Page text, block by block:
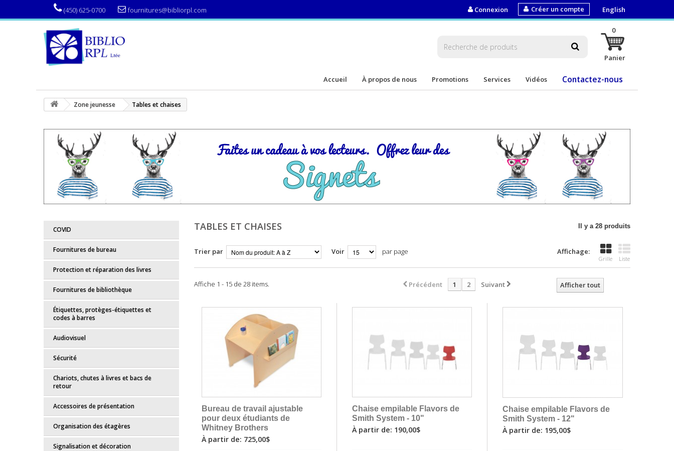
English
Créer un compte
Connexion
(450) 625-0700 fournitures@bibliorpl.com
0
Panier
Accueil À propos de nous Promotions Services Vidéos Contactez-nous
Zone jeunesse Tables et chaises
COVID
Fournitures de bureau
Protection et réparation des livres
Fournitures de bibliothèque
Étiquettes, protèges-étiquettes et
codes à barres
Audiovisuel
Sécurité
Chariots, chutes à livres et bacs de
retour
Accessoires de présentation
Organisation des étagères
Signalisation et décoration
TABLES ET CHAISES Il y a 28 produits
Affichage:
Grille Liste
Trier par Voir par page
Afficher tout
Précédent 1 2 Suivant
Affiche 1 - 15 de 28 items.
Bureau de travail ajustable
pour deux étudiants de
Whitney Brothers
À partir de: 725,00$
Chaise empilable Flavors de
Smith System - 10"
À partir de: 190,00$
Chaise empilable Flavors de
Smith System - 12"
À partir de: 195,00$